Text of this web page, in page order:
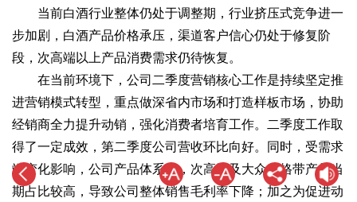
当前白酒行业整体仍处于调整期，行业挤压式竞争进一
步加剧，白酒产品价格承压，渠道客户信心仍处于修复阶
段，次高端以上产品消费需求仍待恢复。
在当前环境下，公司二季度营销核心工作是持续坚定推
进营销模式转型，重点做深省内市场和打造样板市场，协助
经销商全力提升动销，强化消费者培育工作。二季度工作取
得了一定成效，第二季度公司营收环比向好。同时，受需求
端变化影响，公司产品体系中，次高端及大众价格带产品当
期占比较高，导致公司整体销售毛利率下降；加之为促进动